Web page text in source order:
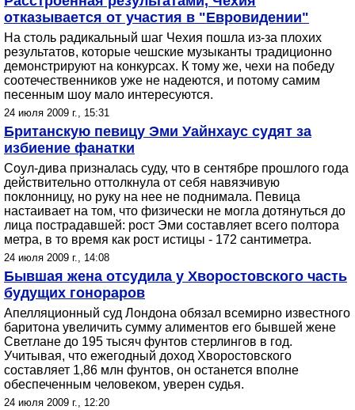
отказывается от участия в "Евровидении"
На столь радикальный шаг Чехия пошла из-за плохих
результатов, которые чешские музыканты традиционно
демонстрируют на конкурсах. К тому же, чехи на победу
соотечественников уже не надеются, и потому самим
песенным шоу мало интересуются.
24 июля 2009 г., 15:31
Британскую певицу Эми Уайнхаус судят за
избиение фанатки
Соул-дива призналась суду, что в сентябре прошлого года
действительно оттолкнула от себя навязчивую
поклонницу, но руку на нее не поднимала. Певица
настаивает на том, что физически не могла дотянуться до
лица пострадавшей: рост Эми составляет всего полтора
метра, в то время как рост истицы - 172 сантиметра.
24 июля 2009 г., 14:08
Бывшая жена отсудила у Хворостовского часть
будущих гонораров
Апелляционный суд Лондона обязал всемирно известного
баритона увеличить сумму алиментов его бывшей жене
Светлане до 195 тысяч фунтов стерлингов в год.
Учитывая, что ежегодный доход Хворостовского
составляет 1,86 млн фунтов, он останется вполне
обеспеченным человеком, уверен судья.
24 июля 2009 г., 12:20